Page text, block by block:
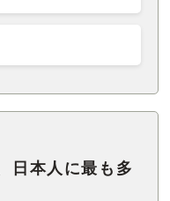
日本人に最も多